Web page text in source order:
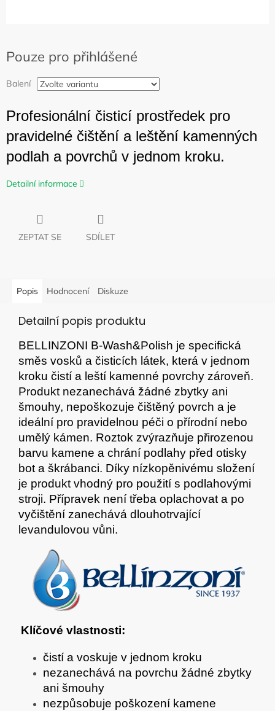
Pouze pro přihlášené
Balení
Profesionální čisticí prostředek pro
pravidelné čištění a leštění kamenných
podlah a povrchů v jednom kroku.
Detailní informace
ZEPTAT SE SDÍLET
Popis Hodnocení Diskuze
Detailní popis produktu
BELLINZONI B-Wash&Polish je specifická
směs vosků a čisticích látek, která v jednom
kroku čistí a leští kamenné povrchy zároveň.
Produkt nezanechává žádné zbytky ani
šmouhy, nepoškozuje čištěný povrch a je
ideální pro pravidelnou péči o přírodní nebo
umělý kámen. Roztok zvýrazňuje přirozenou
barvu kamene a chrání podlahy před otisky
bot a škrábanci. Díky nízkopěnivému složení
je produkt vhodný pro použití s podlahovými
stroji. Přípravek není třeba oplachovat a po
vyčištění zanechává dlouhotrvající
levandulovou vůni.
Klíčové vlastnosti:
čistí a voskuje v jednom kroku
nezanechává na povrchu žádné zbytky
ani šmouhy
nezpůsobuje poškození kamene